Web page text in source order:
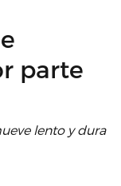
parte
lento y dura